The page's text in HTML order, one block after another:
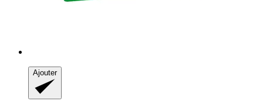
Ajouter